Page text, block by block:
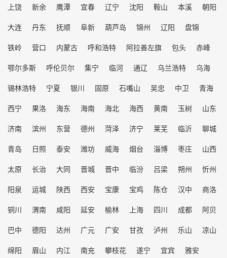
上饶
新余 鹰潭 宜春 辽宁 沈阳 鞍山 本溪
朝阳
大连
丹东 抚顺 阜新 葫芦岛 锦州 辽阳
盘锦
铁岭
营口 内蒙古 呼和浩特 阿拉善左旗 包头
赤峰
鄂尔多斯
呼伦贝尔 集宁 临河 通辽 乌兰浩特
乌海
锡林浩特
宁夏 银川 固原 石嘴山 吴忠 中卫
青海
西宁
果洛 海东 海南 海北 海西 黄南 玉树
山东
济南
滨州 东营 德州 菏泽 济宁 莱芜 临沂
聊城
青岛
日照 泰安 潍坊 威海 烟台 淄博 枣庄
山西
太原
长治 大同 晋城 晋中 临汾 吕梁 朔州
忻州
阳泉
运城 陕西 西安 宝康 宝鸡 陈仓 汉中
商洛
铜川
渭南 咸阳 延安 榆林 上海 四川 成都
阿贝
巴中
德阳 达州 广元 广安 甘孜 泸州 乐山
凉山
绵阳
眉山 内江 南充 攀枝花 遂宁 宜宾
雅安